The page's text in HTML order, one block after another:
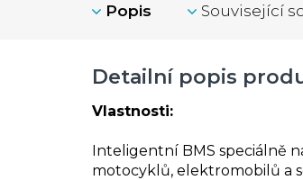
Popis Související
Detailní popis
Vlastnosti:
Inteligentní BMS speciálně
motocyklů, elektromobilů a